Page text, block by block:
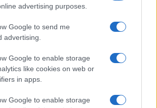
advertising purposes.
Google to send me
advertising.
Google to enable storage
like cookies on web or
in apps.
Google to enable storage
più affidabile: un investimento che esige